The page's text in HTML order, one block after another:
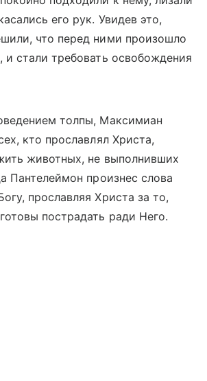
его рук. Увидев это,
что перед ними произошло
и стали требовать освобождения
толпы, Максимиан
кто прославлял Христа,
животных, не выполнивших
Пантелеймон произнес слова
прославляя Христа за то,
пострадать ради Него.